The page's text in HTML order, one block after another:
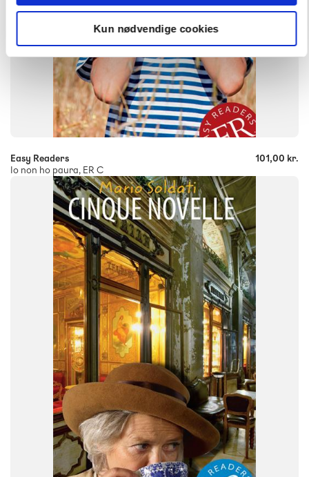
Kun nødvendige cookies
+
Easy Readers
Io non ho paura, ER C
101,00 kr.
Italiensk
FORMAT
Flergangsbog
9788723512109
+